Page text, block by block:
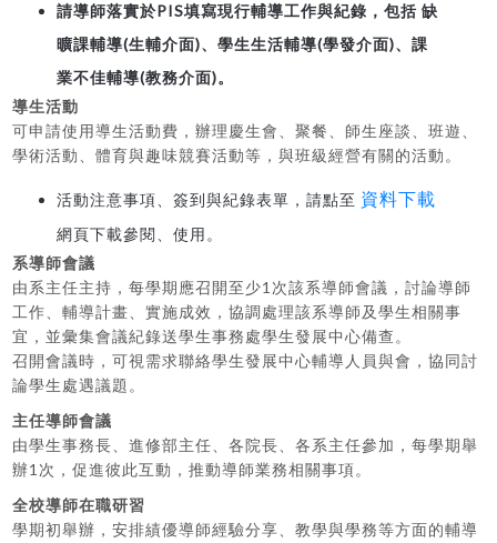
請導師落實於PIS填寫現行輔導工作與紀錄，包括 缺
曠課輔導(生輔介面)、學生生活輔導(學發介面)、課
業不佳輔導(教務介面)。
導生活動
可申請使用導生活動費，辦理慶生會、聚餐、師生座談、班遊、
學術活動、體育與趣味競賽活動等，與班級經營有關的活動。
活動注意事項、簽到與紀錄表單，請點至 資料下載
網頁下載參閱、使用。
系導師會議
由系主任主持，每學期應召開至少1次該系導師會議，討論導師
工作、輔導計畫、實施成效，協調處理該系導師及學生相關事
宜，並彙集會議紀錄送學生事務處學生發展中心備查。
召開會議時，可視需求聯絡學生發展中心輔導人員與會，協同討
論學生處遇議題。
主任導師會議
由學生事務長、進修部主任、各院長、各系主任參加，每學期舉
辦1次，促進彼此互動，推動導師業務相關事項。
全校導師在職研習
學期初舉辦，安排績優導師經驗分享、教學與學務等方面的輔導